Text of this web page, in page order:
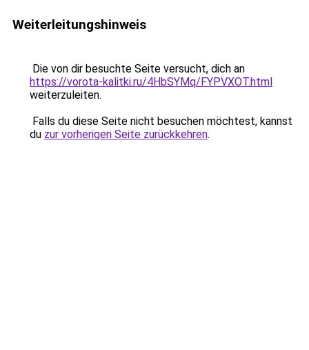
Weiterleitungshinweis
Die von dir besuchte Seite versucht, dich an
https://vorota-kalitki.ru/4HbSYMq/FYPVXOT.html
weiterzuleiten.
Falls du diese Seite nicht besuchen möchtest, kannst
du zur vorherigen Seite zurückkehren.